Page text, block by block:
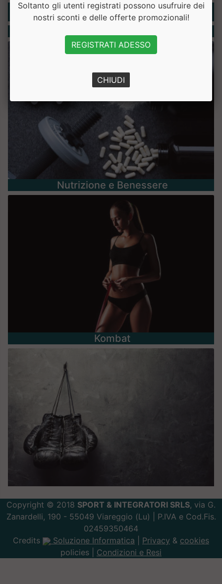
Rubriche
Nutrizione e Benessere
Kombat
Copyright © 2018 SPORT & INTEGRATORI SRLS, via G.
Zanardelli, 190 - 55049 Viareggio (Lu) | P.IVA e Cod.Fis.
02459350464
Credits
Soluzione Informatica Privacy & cookies
policies | Condizioni e Resi
Soltanto gli utenti registrati possono usufruire dei
nostri sconti e delle offerte promozionali!
REGISTRATI ADESSO
CHIUDI